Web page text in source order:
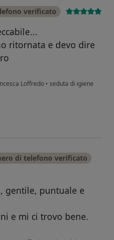
verificato
ritornata e devo dire
Loffredo • seduta di igiene
di telefono verificato
gentile, puntuale e
e mi ci trovo bene.